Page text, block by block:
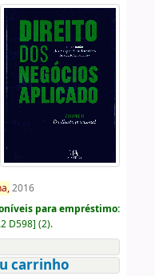
2016
para empréstimo:
D598] (2).
carrinho